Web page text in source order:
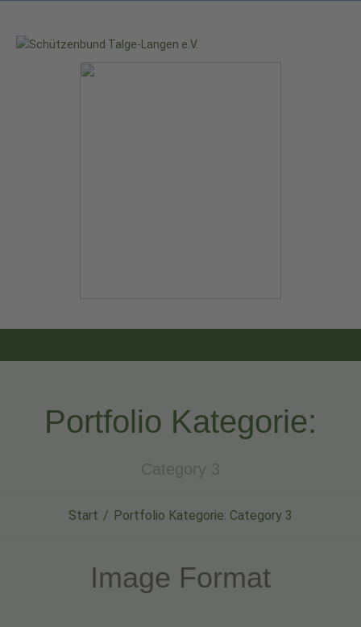
Portfolio Kategorie:
Category 3
Start Portfolio Kategorie: Category 3
Image Format